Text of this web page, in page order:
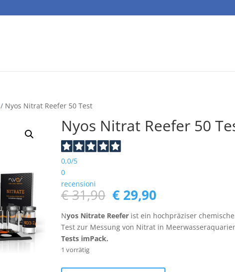
/ Nyos Nitrat Reefer 50 Test
Nyos Nitrat Reefer 50
0,0/5
0
recensioni
€31,90 Ursprünglicher
Preis
war:
€ 31,90
€ 29,90
ist:
€ 29,90.
Nyos Nitrate Reefer ist ein hochpräziser
Test zur Messung von Nitrat in
Tests imPack.
1 vorrätig